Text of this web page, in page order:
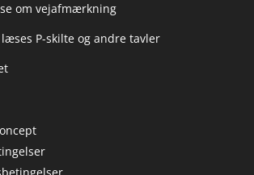
om vejafmærkning
læses P-skilte og andre tavler